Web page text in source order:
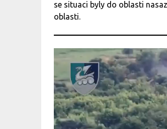
se situaci byly do oblasti
oblasti.